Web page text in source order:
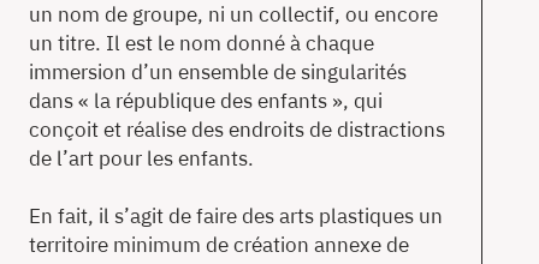
un nom de groupe, ni un collectif, ou encore
un titre. Il est le nom donné à chaque
immersion d’un ensemble de singularités
dans « la république des enfants », qui
conçoit et réalise des endroits de distractions
de l’art pour les enfants.
En fait, il s’agit de faire des arts plastiques un
territoire minimum de création annexe de